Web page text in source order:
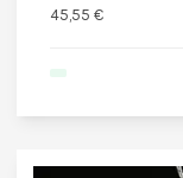
45,55 €